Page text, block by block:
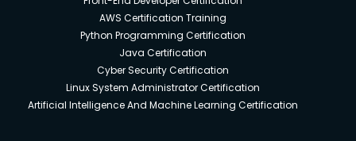
AWS Certification Training
Python Programming Certification
Java Certification
Cyber Security Certification
Linux System Administrator Certification
Artificial Intelligence And Machine Learning Certification